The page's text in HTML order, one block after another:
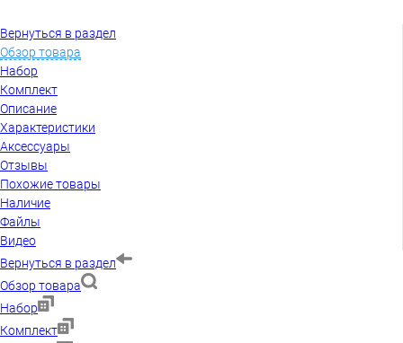
Вернуться в раздел
Обзор товара
Набор
Комплект
Описание
Характеристики
Аксессуары
Отзывы
Похожие товары
Наличие
Файлы
Видео
Вернуться в раздел
Обзор товара
Набор
Комплект